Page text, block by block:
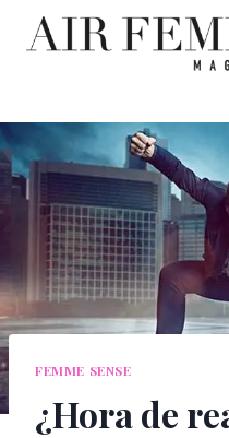
Saltar
FEMME SENSE
¿Hora de